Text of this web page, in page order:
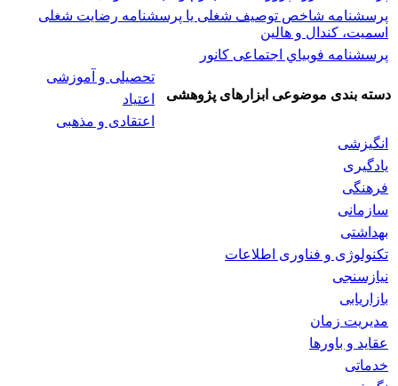
پرسشنامه شاخص توصیف شغلی یا پرسشنامه رضایت شغلی
اسميت، كندال و هالين
پرسشنامه فوبياي اجتماعی کانور
دسته بندی موضوعی ابزارهای پژوهشی
تحصیلی و آموزشی
اعتیاد
اعتقادی و مذهبی
انگیزشی
یادگیری
فرهنگی
سازمانی
بهداشتی
تکنولوژی و فناوری اطلاعات
نیازسنجی
بازاریابی
مدیریت زمان
عقاید و باورها
خدماتی